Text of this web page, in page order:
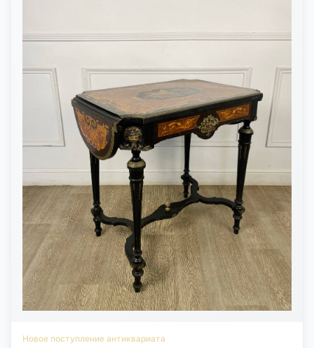
Новое поступление антиквариата